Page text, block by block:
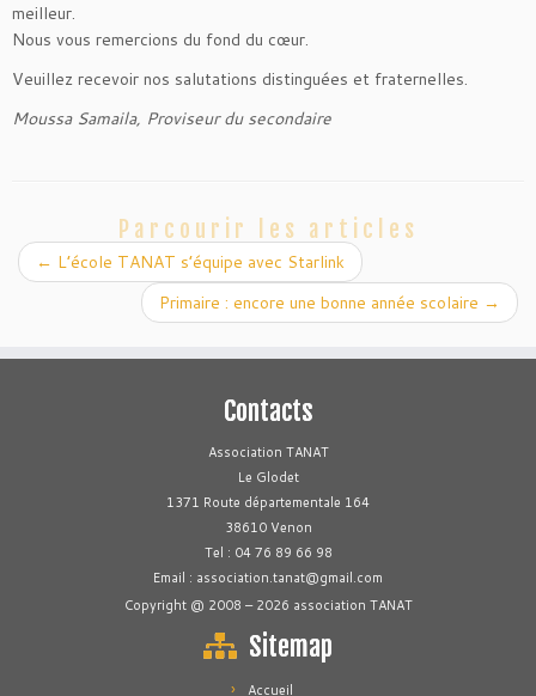
meilleur.
Nous vous remercions du fond du cœur.
Veuillez recevoir nos salutations distinguées et fraternelles.
Moussa Samaila, Proviseur du secondaire
Parcourir les articles
← L’école TANAT s’équipe avec Starlink
Primaire : encore une bonne année scolaire →
Contacts
Association TANAT
Le Glodet
1371 Route départementale 164
38610 Venon
Tel : 04 76 89 66 98
Email : association.tanat@gmail.com
Copyright @ 2008 – 2026 association TANAT
Sitemap
Accueil